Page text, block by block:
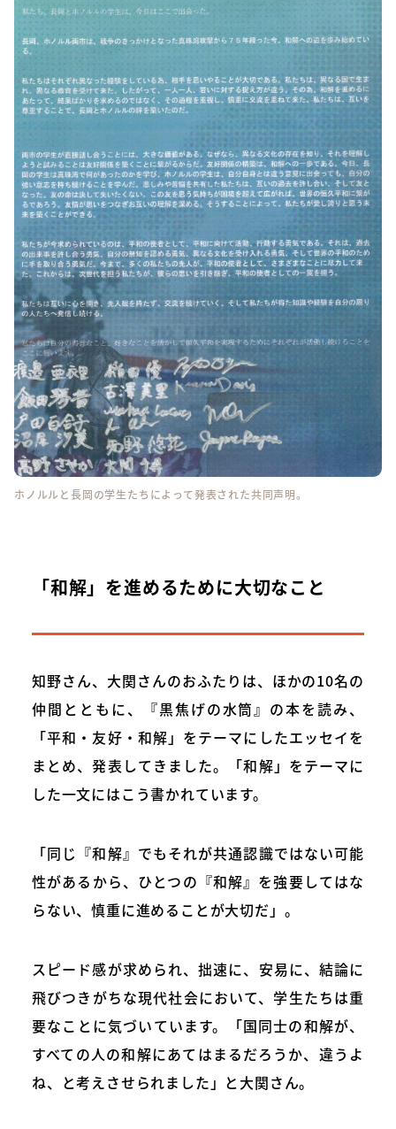
ホノルルと長岡の学生たちによって発表された共同声明。
「和解」を進めるために大切なこと
知野さん、大関さんのおふたりは、ほかの10名の
仲間とともに、『黒焦げの水筒』の本を読み、
「平和・友好・和解」をテーマにしたエッセイを
まとめ、発表してきました。「和解」をテーマに
した一文にはこう書かれています。
「同じ『和解』でもそれが共通認識ではない可能
性があるから、ひとつの『和解』を強要してはな
らない、慎重に進めることが大切だ」。
スピード感が求められ、拙速に、安易に、結論に
飛びつきがちな現代社会において、学生たちは重
要なことに気づいています。「国同士の和解が、
すべての人の和解にあてはまるだろうか、違うよ
ね、と考えさせられました」と大関さん。